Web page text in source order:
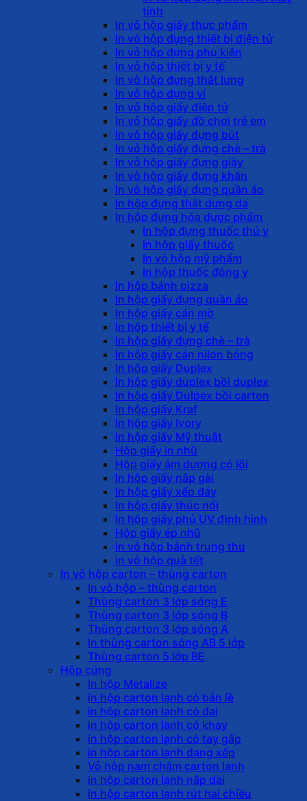
tính
In vỏ hộp giấy thực phẩm
In vỏ hộp đựng thiết bị điện tử
In vỏ hộp đựng phụ kiện
In vỏ hộp thiết bị y tế
In vỏ hộp đựng thắt lưng
In vỏ hộp đựng ví
In vỏ hộp giấy điện tử
In vỏ hộp giấy đồ chơi trẻ em
In vỏ hộp giấy đựng bút
In vỏ hộp giấy đựng chè – trà
In vỏ hộp giấy đựng giày
In vỏ hộp giấy đựng khăn
In vỏ hộp giấy đựng quần áo
In hộp đựng thắt dưng da
In hộp đựng hóa dược phẩm
In hộp đựng thuốc thú y
In hộp giấy thuốc
In vỏ hộp mỹ phẩm
In hộp thuốc đông y
In hộp bánh pizza
In hộp giấy đựng quần áo
In hộp giấy cán mờ
In hộp thiết bị y tế
In hộp giấy đựng chè – trà
In hộp giấy cán nilon bóng
In hộp giấy Duplex
In hộp giấy duplex bồi duplex
In hộp giấy Dulpex bồi carton
In hộp giấy Kraf
In hộp giấy Ivory
In hộp giấy Mỹ thuật
Hộp giấy in nhũ
Hộp giấy âm dương có lõi
In hộp giấy nắp gài
In hộp giấy xếp đáy
In hộp giấy thúc nổi
In hộp giấy phủ UV định hình
Hộp giấy ép nhũ
in vỏ hộp bánh trung thu
in vỏ hộp quà tết
In vỏ hộp carton – thùng carton
In vỏ hộp – thùng carton
Thùng carton 3 lớp sóng E
Thùng carton 3 lớp sóng B
Thùng carton 3 lớp sóng A
In thùng carton sóng AB 5 lớp
Thùng carton 5 lớp BE
Hộp cứng
In hộp Metalize
in hộp carton lạnh có bản lề
in hộp carton lạnh có đai
in hộp carton lạnh có khay
in hộp carton lạnh có tay gấp
in hộp carton lạnh dạng xếp
Vỏ hộp nam châm carton lạnh
in hộp carton lạnh nắp dài
in hộp carton lạnh rút hai chiều